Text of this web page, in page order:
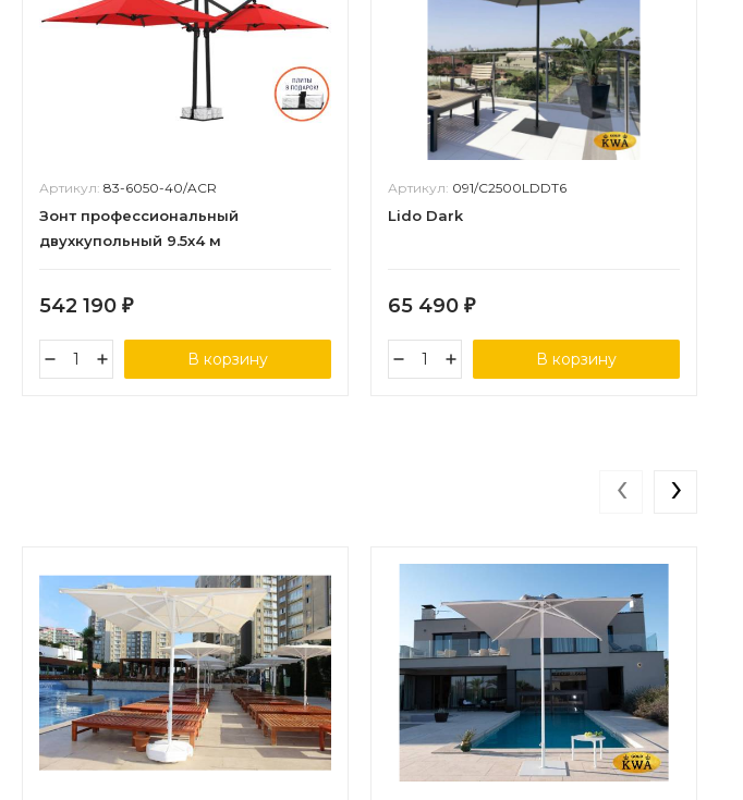
Артикул: 83-6050-40/ACR
Зонт профессиональный
двухкупольный 9.5х4 м
542 190 ₽
В корзину
Артикул: 091/C2500LDDT6
Lido Dark
65 490 ₽
В корзину
‹ ›